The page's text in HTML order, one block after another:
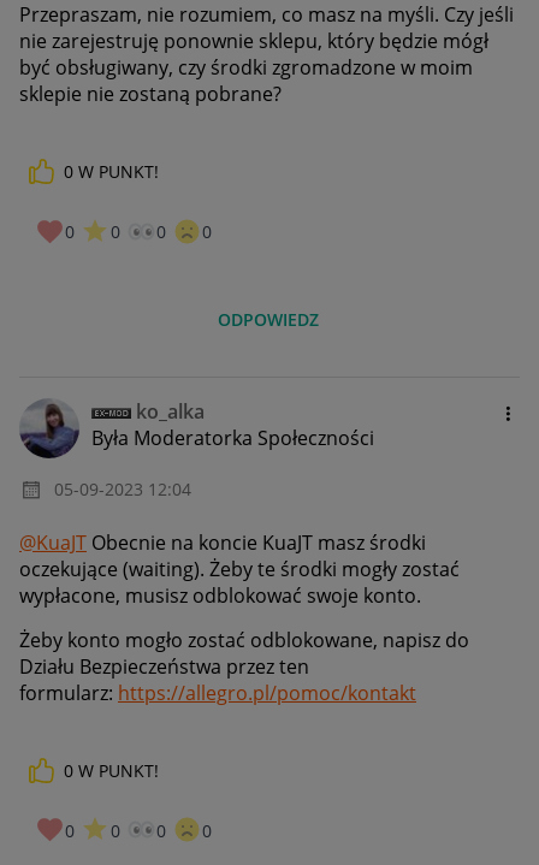
Przepraszam, nie rozumiem, co masz na myśli. Czy jeśli
nie zarejestruję ponownie sklepu, który będzie mógł
być obsługiwany, czy środki zgromadzone w moim
sklepie nie zostaną pobrane?
0 W PUNKT!
0 0 0 0
ODPOWIEDZ
ko_alka
Była Moderatorka Społeczności
‎05-09-2023 12:04
@KuaJT Obecnie na koncie KuaJT masz środki
oczekujące (waiting). Żeby te środki mogły zostać
wypłacone, musisz odblokować swoje konto.
Żeby konto mogło zostać odblokowane, napisz do
Działu Bezpieczeństwa przez ten
formularz: https://allegro.pl/pomoc/kontakt
0 W PUNKT!
0 0 0 0